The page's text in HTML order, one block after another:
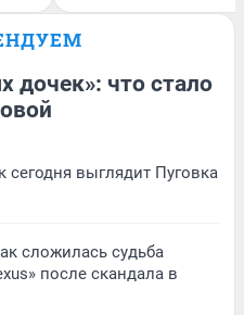
дочек»: что стало
сегодня выглядит Пуговка
сложилась судьба
после скандала в